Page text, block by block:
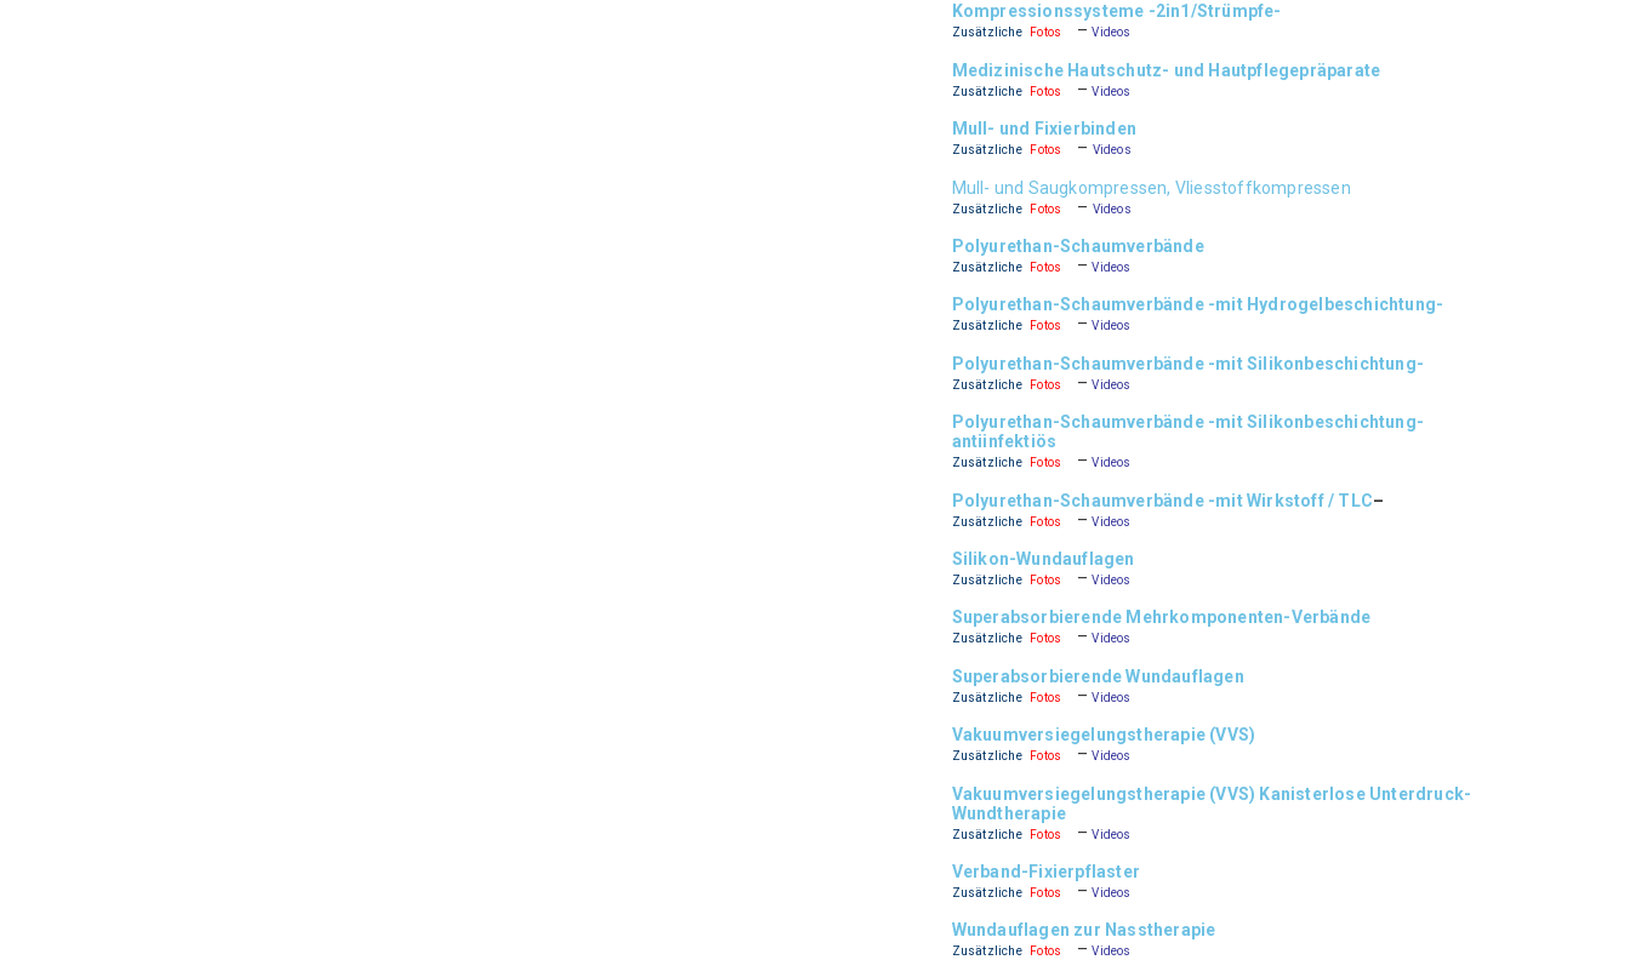
Kompressionssysteme -2in1/Strümpfe-
Zusätzliche Fotos –Videos
Medizinische Hautschutz- und Hautpflegepräparate
Zusätzliche Fotos –Videos
Mull- und Fixierbinden
Zusätzliche Fotos – Videos
Mull- und Saugkompressen, Vliesstoffkompressen
Zusätzliche Fotos – Videos
Polyurethan-Schaumverbände
Zusätzliche Fotos –Videos
Polyurethan-Schaumverbände -mit Hydrogelbeschichtung-
Zusätzliche Fotos –Videos
Polyurethan-Schaumverbände -mit Silikonbeschichtung-
Zusätzliche Fotos –Videos
Polyurethan-Schaumverbände -mit Silikonbeschichtung-
antiinfektiös
Zusätzliche Fotos –Videos
Polyurethan-Schaumverbände -mit Wirkstoff / TLC–
Zusätzliche Fotos –Videos
Silikon-Wundauflagen
Zusätzliche Fotos –Videos
Superabsorbierende Mehrkomponenten-Verbände
Zusätzliche Fotos –Videos
Superabsorbierende Wundauflagen
Zusätzliche Fotos –Videos
Vakuumversiegelungstherapie (VVS)
Zusätzliche Fotos –Videos
Vakuumversiegelungstherapie (VVS) Kanisterlose Unterdruck-
Wundtherapie
Zusätzliche Fotos –Videos
Verband-Fixierpflaster
Zusätzliche Fotos –Videos
Wundauflagen zur Nasstherapie
Zusätzliche Fotos –Videos